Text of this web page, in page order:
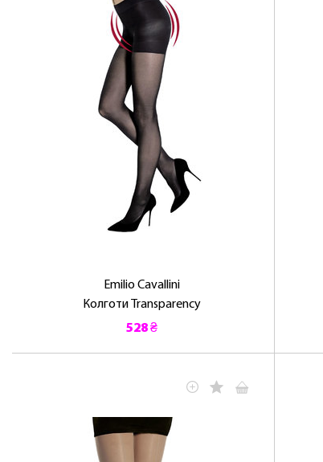
Emilio Cavallini
Колготи Transparency
528 ₴